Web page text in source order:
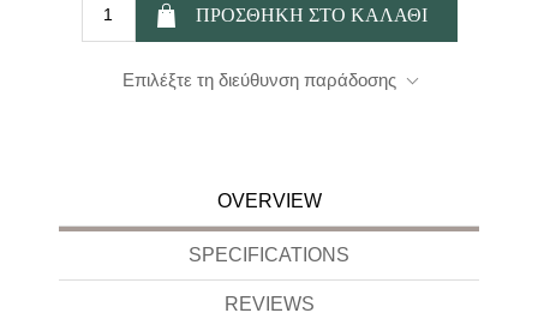
Επιλέξτε τη διεύθυνση παράδοσης
OVERVIEW
SPECIFICATIONS
REVIEWS